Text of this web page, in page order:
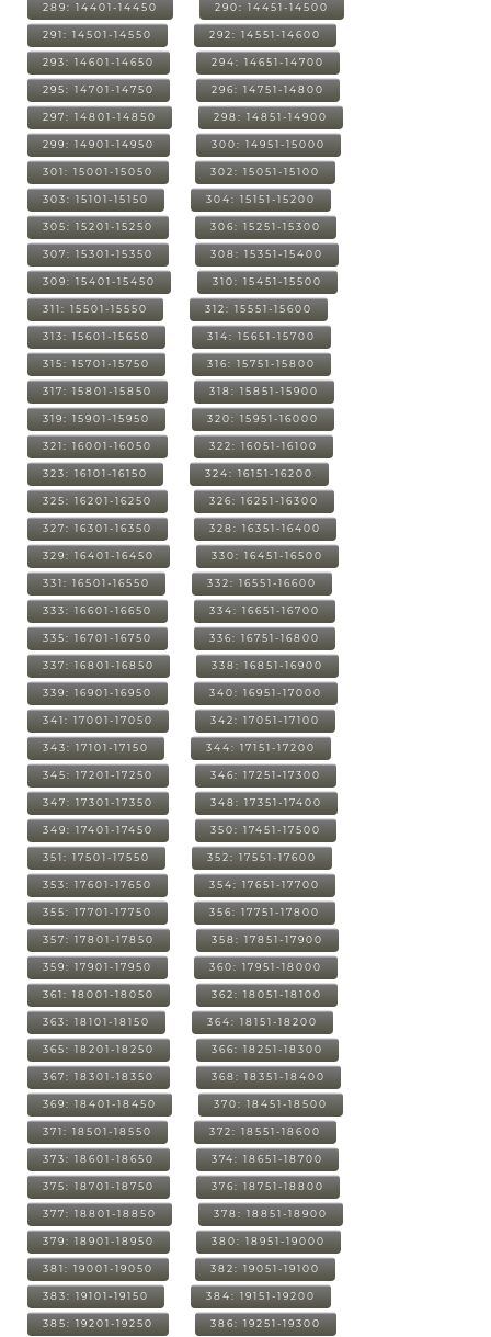
289: 14401-14450 290: 14451-14500
291: 14501-14550 292: 14551-14600
293: 14601-14650 294: 14651-14700
295: 14701-14750 296: 14751-14800
297: 14801-14850 298: 14851-14900
299: 14901-14950 300: 14951-15000
301: 15001-15050 302: 15051-15100
303: 15101-15150 304: 15151-15200
305: 15201-15250 306: 15251-15300
307: 15301-15350 308: 15351-15400
309: 15401-15450 310: 15451-15500
311: 15501-15550 312: 15551-15600
313: 15601-15650 314: 15651-15700
315: 15701-15750 316: 15751-15800
317: 15801-15850 318: 15851-15900
319: 15901-15950 320: 15951-16000
321: 16001-16050 322: 16051-16100
323: 16101-16150 324: 16151-16200
325: 16201-16250 326: 16251-16300
327: 16301-16350 328: 16351-16400
329: 16401-16450 330: 16451-16500
331: 16501-16550 332: 16551-16600
333: 16601-16650 334: 16651-16700
335: 16701-16750 336: 16751-16800
337: 16801-16850 338: 16851-16900
339: 16901-16950 340: 16951-17000
341: 17001-17050 342: 17051-17100
343: 17101-17150 344: 17151-17200
345: 17201-17250 346: 17251-17300
347: 17301-17350 348: 17351-17400
349: 17401-17450 350: 17451-17500
351: 17501-17550 352: 17551-17600
353: 17601-17650 354: 17651-17700
355: 17701-17750 356: 17751-17800
357: 17801-17850 358: 17851-17900
359: 17901-17950 360: 17951-18000
361: 18001-18050 362: 18051-18100
363: 18101-18150 364: 18151-18200
365: 18201-18250 366: 18251-18300
367: 18301-18350 368: 18351-18400
369: 18401-18450 370: 18451-18500
371: 18501-18550 372: 18551-18600
373: 18601-18650 374: 18651-18700
375: 18701-18750 376: 18751-18800
377: 18801-18850 378: 18851-18900
379: 18901-18950 380: 18951-19000
381: 19001-19050 382: 19051-19100
383: 19101-19150 384: 19151-19200
385: 19201-19250 386: 19251-19300